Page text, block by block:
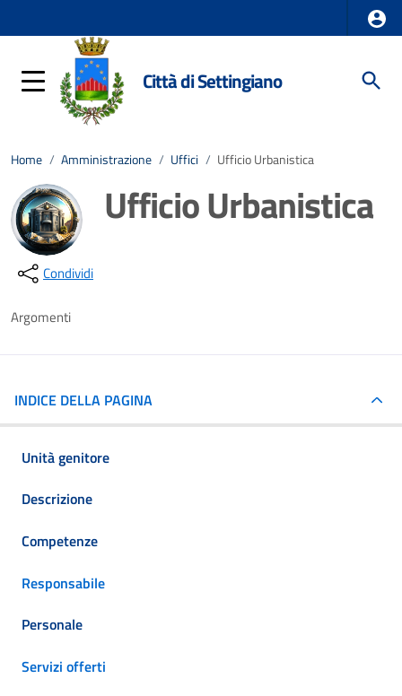
Città di Settingiano
Home / Amministrazione / Uffici / Ufficio Urbanistica
Ufficio Urbanistica
Condividi
Argomenti
INDICE DELLA PAGINA
Unità genitore
Descrizione
Competenze
Responsabile
Personale
Servizi offerti